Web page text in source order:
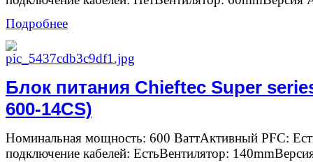
Подробнее
Блок питания Chieftec Super
600-14CS)
Номинальная мощность: 600 ВаттАктивный PFC:
подключение кабелей: ЕстьВентилятор: